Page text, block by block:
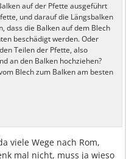
auf der Pfette ausgeführt
und darauf die Längsbalken
dass die Balken auf dem Blech
beschädigt werden. Oder
Teilen der Pfette, also
an den Balken hochziehen?
Blech zum Balken am besten
viele Wege nach Rom,
mal nicht, muss ja wieso